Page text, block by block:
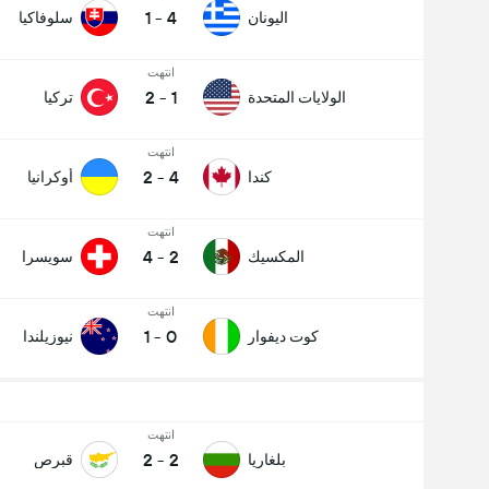
اليونان 4
-
1 سلوفاكيا
الولايات المتحدة
انتهت
1
-
2 تركيا
كندا
انتهت
4
-
2 أوكرانيا
المكسيك
انتهت
2
-
4 سويسرا
كوت ديفوار
انتهت
0
-
1 نيوزيلندا
بلغاريا
انتهت
2
-
2 قبرص